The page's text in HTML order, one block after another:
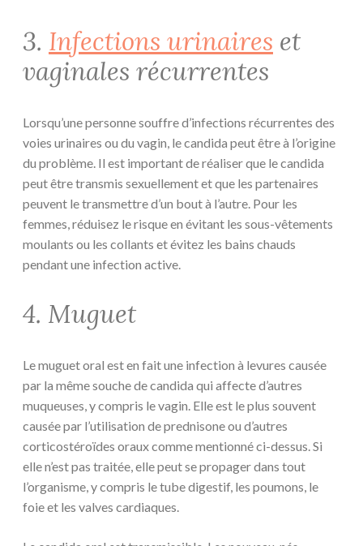
3. Infections urinaires et
vaginales récurrentes
Lorsqu’une personne souffre d’infections récurrentes des
voies urinaires ou du vagin, le candida peut être à l’origine
du problème. Il est important de réaliser que le candida
peut être transmis sexuellement et que les partenaires
peuvent le transmettre d’un bout à l’autre. Pour les
femmes, réduisez le risque en évitant les sous-vêtements
moulants ou les collants et évitez les bains chauds
pendant une infection active.
4. Muguet
Le muguet oral est en fait une infection à levures causée
par la même souche de candida qui affecte d’autres
muqueuses, y compris le vagin. Elle est le plus souvent
causée par l’utilisation de prednisone ou d’autres
corticostéroïdes oraux comme mentionné ci-dessus. Si
elle n’est pas traitée, elle peut se propager dans tout
l’organisme, y compris le tube digestif, les poumons, le
foie et les valves cardiaques.